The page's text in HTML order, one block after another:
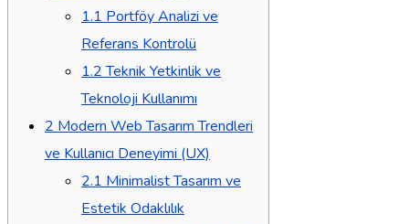
1.1 Portföy Analizi ve
Referans Kontrolü
1.2Teknik Yetkinlik ve
Teknoloji Kullanımı
2 Modern Web Tasarım Trendleri
ve Kullanıcı Deneyimi (UX)
2.1 Minimalist Tasarım ve
Estetik Odaklılık